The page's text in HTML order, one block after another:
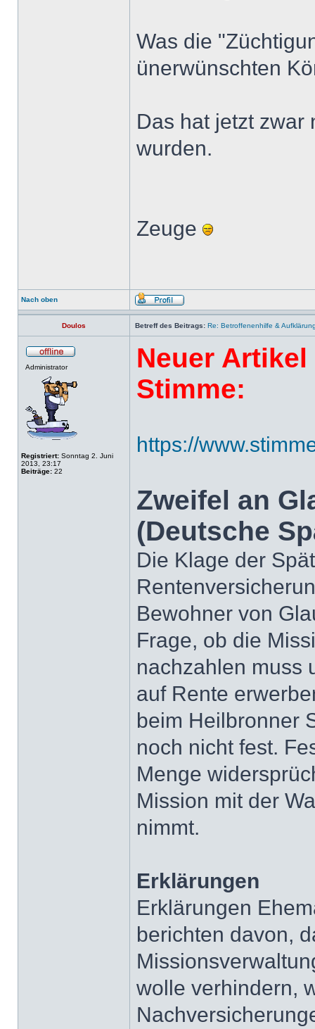
Was die
ünerwünschten
Das hat jetzt zwar
wurden.
Zeuge
Nach oben
Doulos Betreff des Beitrags: Re: Betroffenenhilfe &
Administrator
Registriert: Sonntag 2. Juni
2013, 23:17
Beiträge: 22
Neuer
Stimme:
https://
Zweifel an
(Deutsche
Die Klage der
Bewohner von
Frage, ob die
nachzahlen muss
auf Rente
beim Heilbronner
noch nicht fest.
Menge
Mission mit der
nimmt.
Erklärungen
Erklärungen
berichten davon,
wolle verhindern,